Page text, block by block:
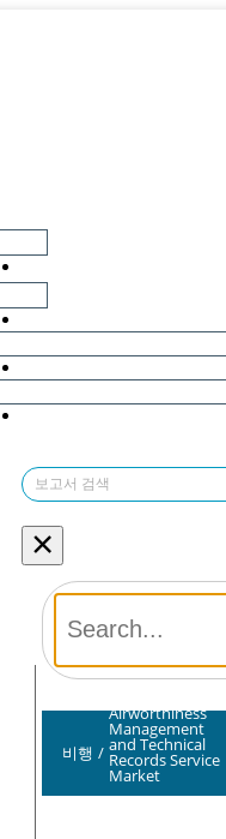
×
비행 /
Airworthiness
Management
and Technical
Records Service
Market